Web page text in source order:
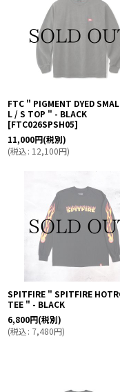
FTC " PIGMENT DYED
L / S TOP " - BLACK
[FTC026SPSH05]
11,000円(税別)
(税込: 12,100円)
SPITFIRE " SPITFIRE
TEE " - BLACK
6,800円(税別)
(税込: 7,480円)